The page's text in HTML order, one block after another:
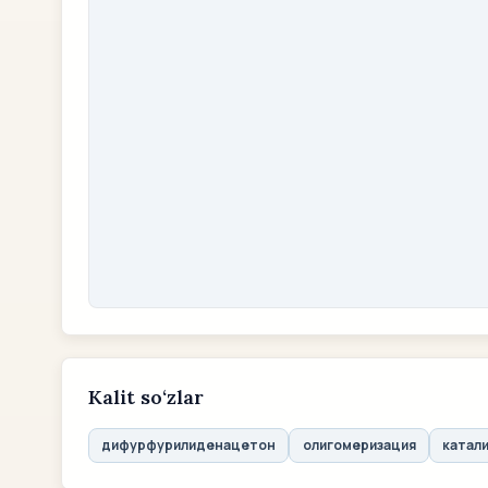
Kalit so‘zlar
дифурфурилиденацетон олигомеризация